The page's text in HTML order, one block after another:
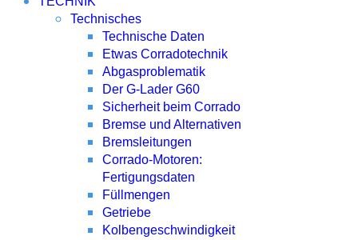
Technisches
Technische Daten
Etwas Corradotechnik
Abgasproblematik
Der G-Lader G60
Sicherheit beim Corrado
Bremse und Alternativen
Bremsleitungen
Corrado-Motoren:
Fertigungsdaten
Füllmengen
Getriebe
Kolbengeschwindigkeit